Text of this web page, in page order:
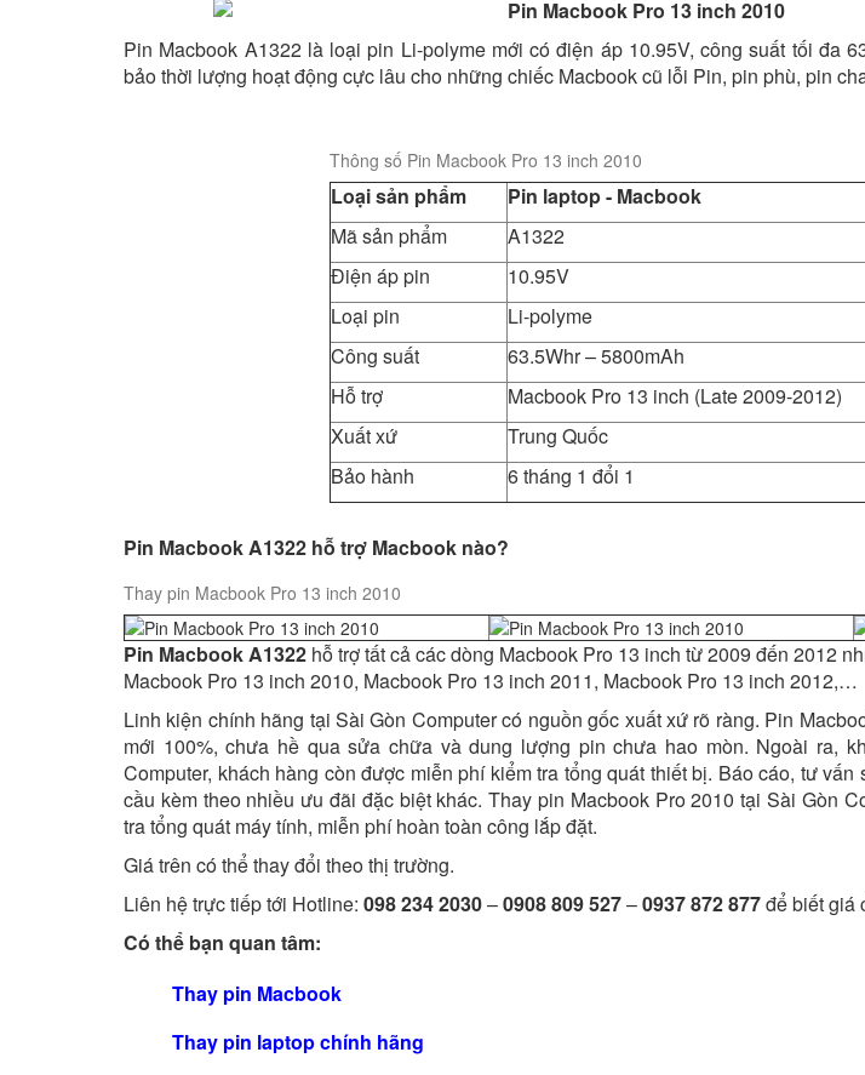
Pin Macbook A1322 là loại pin Li-polyme mới có điện áp 10.95V, công suất tối đa
bảo thời lượng hoạt động cực lâu cho những chiếc Macbook cũ lỗi Pin, pin phù, pin
Thông số Pin Macbook Pro 13 inch 2010
Loại sản phẩm
Pin laptop - Macbook
Mã sản phẩm
A1322
Điện áp pin
10.95V
Loại pin
Li-polyme
Công suất
63.5Whr – 5800mAh
Hỗ trợ
Macbook Pro 13 inch (Late 2009-2012)
Xuất xứ
Trung Quốc
Bảo hành
6 tháng 1 đổi 1
Pin Macbook A1322 hỗ trợ Macbook nào?
Thay pin Macbook Pro 13 inch 2010
Pin Macbook A1322 hỗ trợ tất cả các dòng Macbook Pro 13 inch từ 2009 đến 2012
Macbook Pro 13 inch 2010, Macbook Pro 13 inch 2011, Macbook Pro 13 inch 2012,…
Linh kiện chính hãng tại Sài Gòn Computer có nguồn gốc xuất xứ rõ ràng. Pin
mới 100%, chưa hề qua sửa chữa và dung lượng pin chưa hao mòn. Ngoài ra,
Computer, khách hàng còn được miễn phí kiểm tra tổng quát thiết bị. Báo cáo, tư
cầu kèm theo nhiều ưu đãi đặc biệt khác. Thay pin Macbook Pro 2010 tại Sài Gòn
tra tổng quát máy tính, miễn phí hoàn toàn công lắp đặt.
Giá trên có thể thay đổi theo thị trường.
Liên hệ trực tiếp tới Hotline: 098 234 2030–0908 809 527–0937 872 877để biết giá
Có thể bạn quan tâm:
Thay pin Macbook
Thay pin laptop chính hãng